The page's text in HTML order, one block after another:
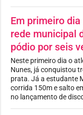
Em primeiro dia
rede municipal
pódio por seis
Neste primeiro dia o
Nunes, já conquistou
prata. Já a estudante
corrida 150m e salto
no lançamento de